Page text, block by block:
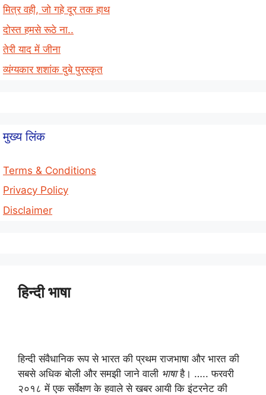
मित्र वही, जो गहे दूर तक हाथ
दोस्त हमसे रूठे ना..
तेरी याद में जीना
व्यंग्यकार शशांक दुबे पुरस्कृत
मुख्य लिंक
Terms & Conditions
Privacy Policy
Disclaimer
हिन्दी भाषा
हिन्दी संवैधानिक रूप से भारत की प्रथम राजभाषा और भारत की
सबसे अधिक बोली और समझी जाने वाली भाषाहै। ….. फरवरी
२०१८ में एक सर्वेक्षण के हवाले से खबर आयी कि इंटरनेट की